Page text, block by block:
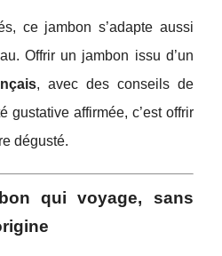
ce jambon s’adapte aussi
Offrir un jambon issu d’un
, avec des conseils de
gustative affirmée, c’est offrir
dégusté.
qui voyage, sans